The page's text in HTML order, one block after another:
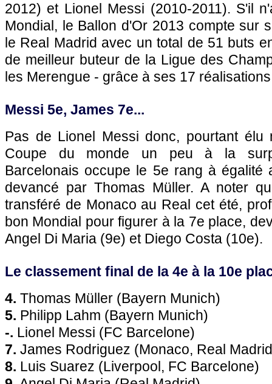
2012) et Lionel Messi (2010-2011). S'il
Mondial, le Ballon d'Or 2013 compte sur
le Real Madrid avec un total de 51 buts
de meilleur buteur de la Ligue des
les Merengue - grâce à ses 17
Messi 5e, James 7e...
Pas de Lionel Messi donc, pourtant élu
Coupe du monde un peu à la
Barcelonais occupe le 5e rang à égalité
devancé par Thomas Müller. A noter
transféré de Monaco au Real cet été,
bon Mondial pour figurer à la 7e place,
Angel Di Maria (9e) et Diego Costa (10e).
Le classement final de la 4e à la 10e
4. Thomas Müller (Bayern Munich)
5. Philipp Lahm (Bayern Munich)
-. Lionel Messi (FC Barcelone)
7. James Rodriguez (Monaco, Real
8. Luis Suarez (Liverpool, FC Barcelone)